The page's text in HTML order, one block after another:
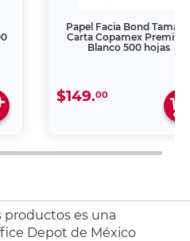
Papel Facia Bond
Carta Copamex
Blanco 500 hojas
$149.00
productos es una
Depot de México